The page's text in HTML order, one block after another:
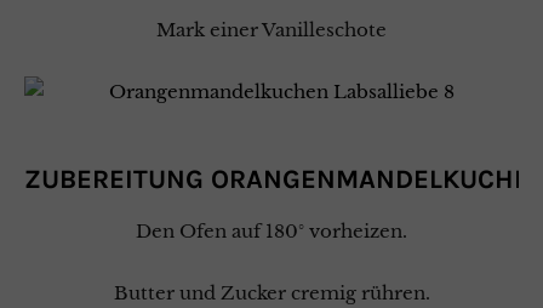
Mark einer Vanilleschote
ZUBEREITUNG
Den Ofen auf 180° vorheizen.
Butter und Zucker cremig rühren.